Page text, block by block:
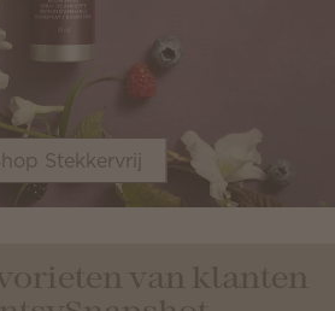
Stekkervrij